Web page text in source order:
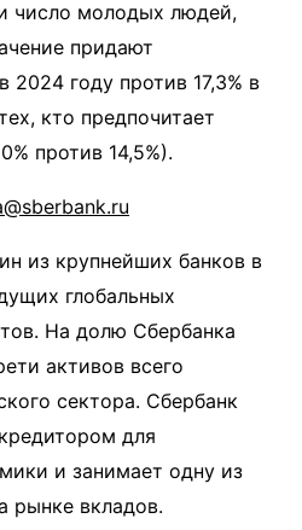
число молодых людей,
придают
2024 году против 17,3% в
кто предпочитает
против 14,5%).
из крупнейших банков в
глобальных
На долю Сбербанка
активов всего
сектора. Сбербанк
для
и занимает одну из
рынке вкладов.